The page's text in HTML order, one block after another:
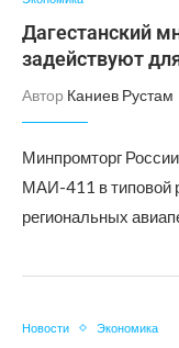
Дагестанский
задействуют
Автор Каниев Рустам
Минпромторг
МАИ-411 в типовой
региональных
Новости Экономика